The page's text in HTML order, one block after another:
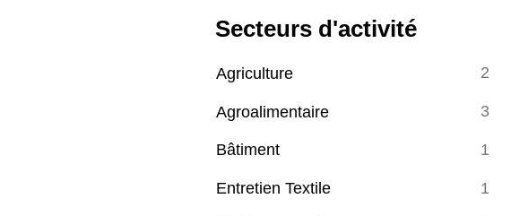
Secteurs d'activité
Agriculture 2
Agroalimentaire 3
Bâtiment 1
Entretien Textile 1